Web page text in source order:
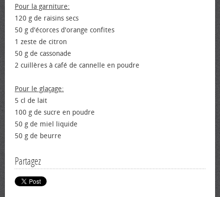
Pour la garniture:
120 g de raisins secs
50 g d'écorces d'orange confites
1 zeste de citron
50 g de cassonade
2 cuillères à café de cannelle en poudre
Pour le glaçage:
5 cl de lait
100 g de sucre en poudre
50 g de miel liquide
50 g de beurre
Partagez